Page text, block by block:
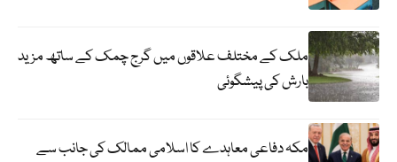
ملک کے مختلف علاقوں میں گرج چمک کے ساتھ مزید
بارش کی پیشگوئی
مکہ دفاعی معاہدے کا اسلامی ممالک کی جانب سے